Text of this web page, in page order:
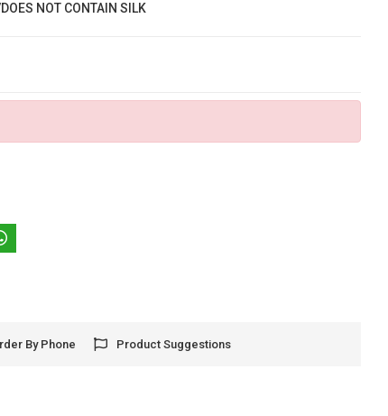
NOT CONTAIN SILK
By Phone Product Suggestions